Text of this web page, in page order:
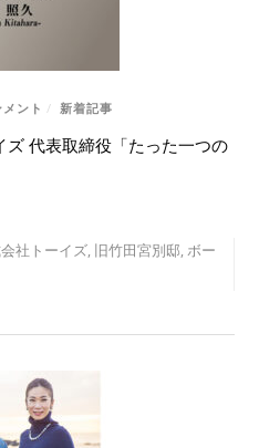
ント / 新着記事
代表取締役「たった一つの
社トーイズ, 旧竹田宮別邸,ボー